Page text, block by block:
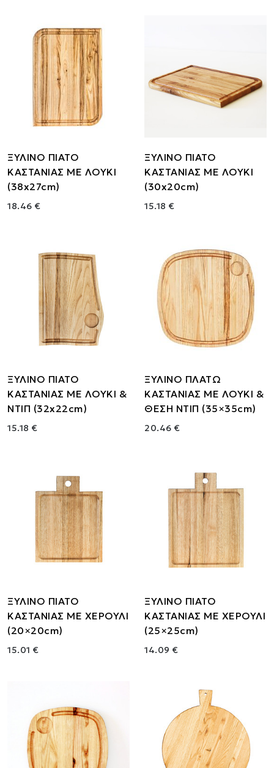
ΞΥΛΙΝΟ ΠΙΑΤΟ
ΚΑΣΤΑΝΙΑΣ ΜΕ ΛΟΥΚΙ
(38x27cm)
18.46 €
ΞΥΛΙΝΟ ΠΙΑΤΟ
ΚΑΣΤΑΝΙΑΣ ΜΕ ΛΟΥΚΙ
(30x20cm)
15.18 €
ΞΥΛΙΝΟ ΠΙΑΤΟ
ΚΑΣΤΑΝΙΑΣ ΜΕ ΛΟΥΚΙ &
ΝΤΙΠ (32x22cm)
15.18 €
ΞΥΛΙΝΟ ΠΛΑΤΩ
ΚΑΣΤΑΝΙΑΣ ΜΕ ΛΟΥΚΙ &
ΘΕΣΗ ΝΤΙΠ (35×35cm)
20.46 €
ΞΥΛΙΝΟ ΠΙΑΤΟ
ΚΑΣΤΑΝΙΑΣ ΜΕ ΧΕΡΟΥΛΙ
(20×20cm)
15.01 €
ΞΥΛΙΝΟ ΠΙΑΤΟ
ΚΑΣΤΑΝΙΑΣ ΜΕ ΧΕΡΟΥΛΙ
(25×25cm)
14.09 €